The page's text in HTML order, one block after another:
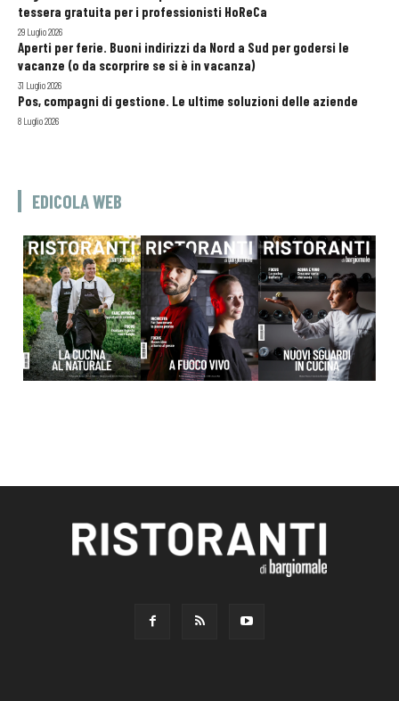
tessera gratuita per i professionisti HoReCa
29 Luglio 2026
Aperti per ferie. Buoni indirizzi da Nord a Sud per godersi le
vacanze (o da scorprire se si è in vacanza)
31 Luglio 2026
Pos, compagni di gestione. Le ultime soluzioni delle aziende
8 Luglio 2026
EDICOLA WEB